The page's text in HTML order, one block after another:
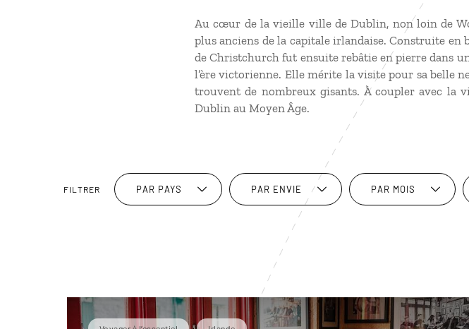
Au cœur de la vieille ville de Dublin, non loin de
plus anciens de la capitale irlandaise. Construite en
de Christchurch fut ensuite rebâtie en pierre dans
l’ère victorienne. Elle mérite la visite pour sa belle
trouvent de nombreux gisants. À coupler avec la
Dublin au Moyen Âge.
FILTRER PAR PAYS PAR ENVIE PAR MOIS